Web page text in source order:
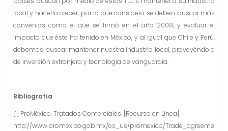
local y hacerla crecer, por lo que considero se deben buscar más
convenios como el que se firmó en el año 2008, y evaluar el
impacto que éste ha tenido en México, y al igual que Chile y Perú,
debemos buscar mantener nuestra industria local, proveyéndola
de inversión extranjera y tecnología de vanguardia.
Bibliografía
[1] ProMéxico. Tratados Comerciales. [Recurso en Línea]
http://www.promexico.gob.mx/es_us/promexico/Trade_agreeme